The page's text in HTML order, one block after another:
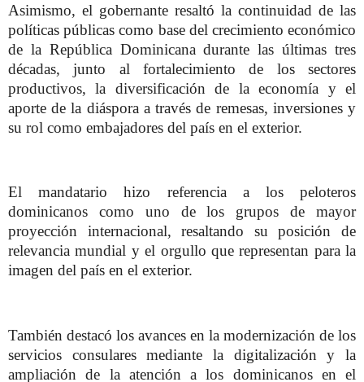
Asimismo, el gobernante resaltó la continuidad de las
políticas públicas como base del crecimiento económico
de la República Dominicana durante las últimas tres
décadas, junto al fortalecimiento de los sectores
productivos, la diversificación de la economía y el
aporte de la diáspora a través de remesas, inversiones y
su rol como embajadores del país en el exterior.
El mandatario hizo referencia a los peloteros
dominicanos como uno de los grupos de mayor
proyección internacional, resaltando su posición de
relevancia mundial y el orgullo que representan para la
imagen del país en el exterior.
También destacó los avances en la modernización de los
servicios consulares mediante la digitalización y la
ampliación de la atención a los dominicanos en el